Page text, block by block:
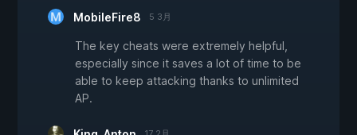
MobileFire8 5 3月
The key cheats were extremely helpful,
especially since it saves a lot of time to be
able to keep attacking thanks to unlimited
AP.